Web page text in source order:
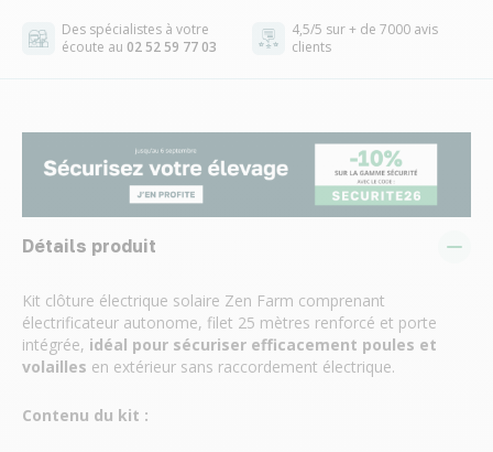
Des spécialistes à votre
écoute au 02 52 59 77 03
4,5/5 sur + de 7000 avis
clients
Détails produit
Kit clôture électrique solaire Zen Farm comprenant
électrificateur autonome, filet 25 mètres renforcé et porte
intégrée, idéal pour sécuriser efficacement poules et
volailles en extérieur sans raccordement électrique.
Contenu du kit :